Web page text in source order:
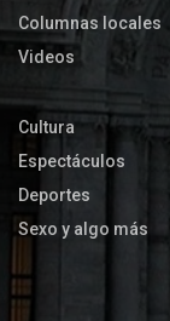
Columnas locales
Videos
Cultura
Espectáculos
Deportes
Sexo y algo más